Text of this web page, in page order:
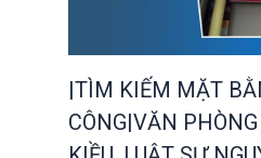
|TÌM KIẾM MẶT
CÔNG|VĂN